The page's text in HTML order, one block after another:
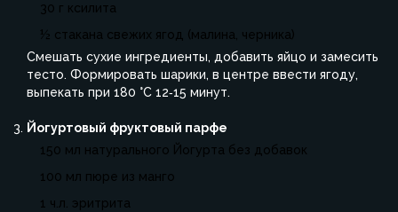
30 г ксилита
½ стакана свежих ягод (малина, черника)
Смешать сухие ингредиенты, добавить яйцо и замесить
тесто. Формировать шарики, в центре ввести ягоду,
выпекать при 180 °C 12‑15 минут.
Йогуртовый фруктовый парфе
150 мл натурального Йогурта без добавок
100 мл пюре из манго
1 ч.л. эритрита